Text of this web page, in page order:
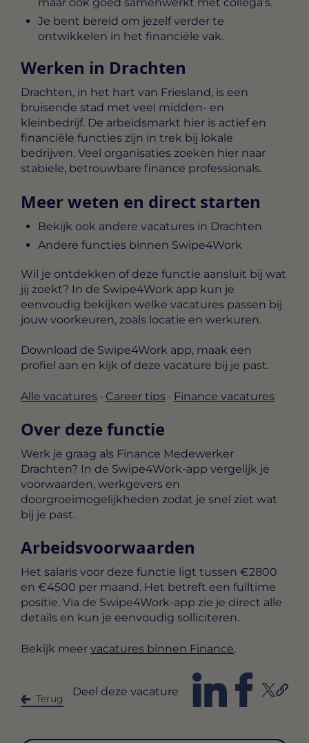
maar ook goed samenwerkt met collega’s.
Je bent bereid om jezelf verder te
ontwikkelen in het financiële vak.
Werken in Drachten
Drachten, in het hart van Friesland, is een
bruisende stad met veel midden- en
kleinbedrijf. De arbeidsmarkt hier is actief en
financiële functies zijn in trek bij lokale
bedrijven. Veel organisaties zoeken hier naar
stabiele, betrouwbare finance professionals.
Meer weten en direct starten
Bekijk ook andere vacatures in Drachten
Andere functies binnen Swipe4Work
Wil je ontdekken of deze functie aansluit bij wat
jij zoekt? In de Swipe4Work app kun je
eenvoudig bekijken welke vacatures passen bij
jouw voorkeuren, zoals locatie en werkuren.
Download de Swipe4Work app, maak een
profiel aan en kijk of deze vacature bij je past.
Alle vacatures · Career tips · Finance vacatures
Over deze functie
Werk je graag als Finance Medewerker
Drachten? In de Swipe4Work-app vergelijk je
voorwaarden, werkgevers en
doorgroeimogelijkheden zodat je snel ziet wat
bij je past.
Arbeidsvoorwaarden
Het salaris voor deze functie ligt tussen €2800
en €4500 per maand . Het betreft een fulltime
positie. Via de Swipe4Work-app zie je direct alle
details en kun je eenvoudig solliciteren.
Bekijk meer vacatures binnen Finance.
Terug
Deel deze vacature